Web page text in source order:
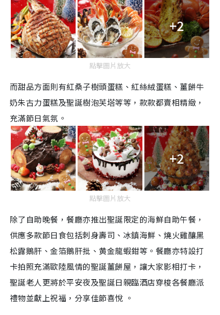
+2
點擊圖片放大
而甜品方面則有紅桑子樹頭蛋糕 、紅絲絨蛋糕 、薑餅牛
奶朱古力蛋糕及聖誕樹泡芙塔等等，款款都賣相精緻，
充滿節日氣氛。
+2
點擊圖片放大
除了自助晚餐，餐廳亦推出聖誕限定的海鮮自助午餐，
供應多款節日食包括刺身壽司、冰鎮海鮮、燒火雞釀黑
松露鵝肝、金箔鵝肝批、黄金龍蝦鉗等。餐廳亦特設打
卡拍照充滿歐陸風情的聖誕薑餅屋，讓大家影相打卡，
聖誕老人更將於平安夜及聖誕日親臨酒店穿梭各餐廳派
禮物並獻上祝福，分享佳節喜悅 。